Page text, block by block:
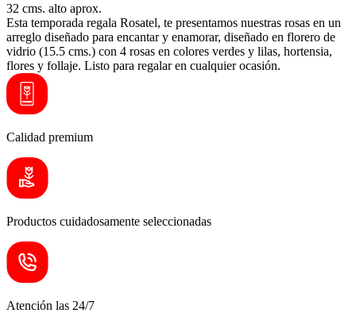
32 cms. alto aprox.
Esta temporada regala Rosatel, te presentamos nuestras rosas en un
arreglo diseñado para encantar y enamorar, diseñado en florero de
vidrio (15.5 cms.) con 4 rosas en colores verdes y lilas, hortensia,
flores y follaje. Listo para regalar en cualquier ocasión.
Calidad premium
Productos cuidadosamente seleccionadas
Atención las 24/7